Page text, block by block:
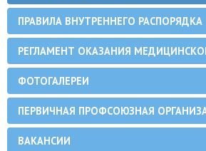
ПРАВИЛА ВНУТРЕННЕГО РАСПОРЯДКА
РЕГЛАМЕНТ ОКАЗАНИЯ
ФОТОГАЛЕРЕИ
ПЕРВИЧНАЯ ПРОФСОЮЗНАЯ
ВАКАНСИИ